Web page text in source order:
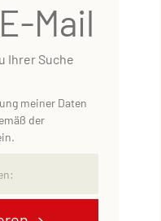
Mail
Ihrer Suche
meiner Daten
der